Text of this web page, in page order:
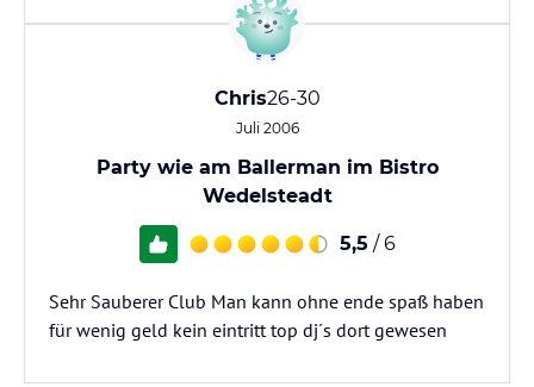
Chris26-30
Juli 2006
Party wie am Ballerman im Bistro
Wedelsteadt
5,5 / 6
Sehr Sauberer Club Man kann ohne ende spaß haben
für wenig geld kein eintritt top dj´s dort gewesen